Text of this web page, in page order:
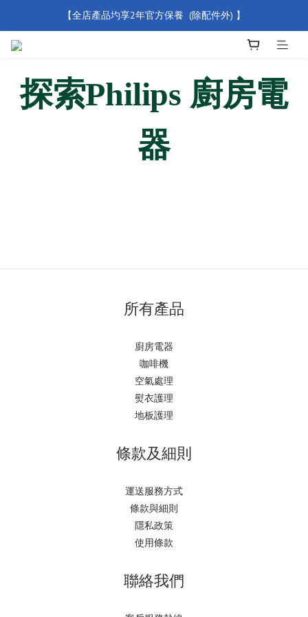
【買滿 $500 免運費】
【全店產品圴享2年官方保養  (除配件外) 】
【買滿 $500 免運費】
探索Philips 廚房電
器
所有產品
廚房電器
咖啡機
空氣處理
熨衣護理
地板護理
條款及細則
運送服務方式
條款與細則
隱私政策
使用條款
聯絡我們